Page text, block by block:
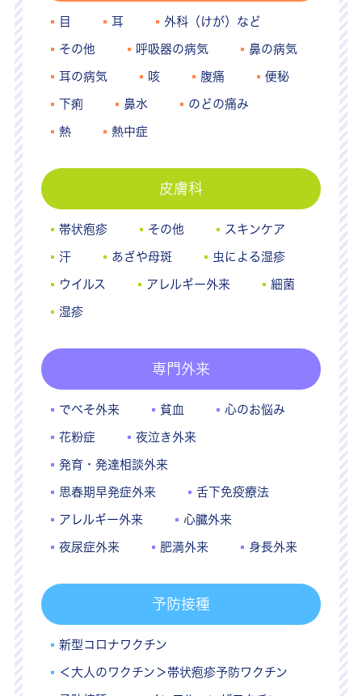
目 耳 外科（けが）など
その他 呼吸器の病気 鼻の病気
耳の病気 咳 腹痛 便秘
下痢 鼻水 のどの痛み
熱 熱中症
皮膚科
帯状疱疹 その他 スキンケア
汗 あざや母斑 虫による湿疹
ウイルス アレルギー外来 細菌
湿疹
専門外来
でべそ外来 貧血 心のお悩み
花粉症 夜泣き外来
発育・発達相談外来
思春期早発症外来 舌下免疫療法
アレルギー外来 心臓外来
夜尿症外来 肥満外来 身長外来
予防接種
新型コロナワクチン
＜大人のワクチン＞帯状疱疹予防ワクチン